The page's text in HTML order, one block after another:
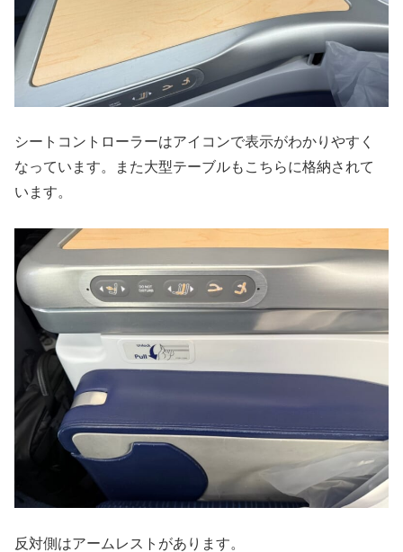
シートコントローラーはアイコンで表示がわかりやすく
なっています。また大型テーブルもこちらに格納されて
います。
反対側はアームレストがあります。